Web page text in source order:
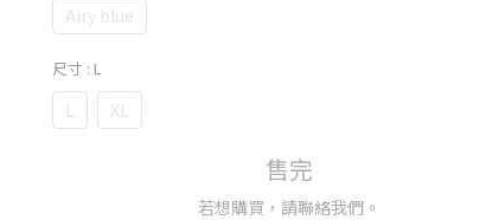
Airy blue
尺寸 : L
L XL
售完
若想購買，請聯絡我們。